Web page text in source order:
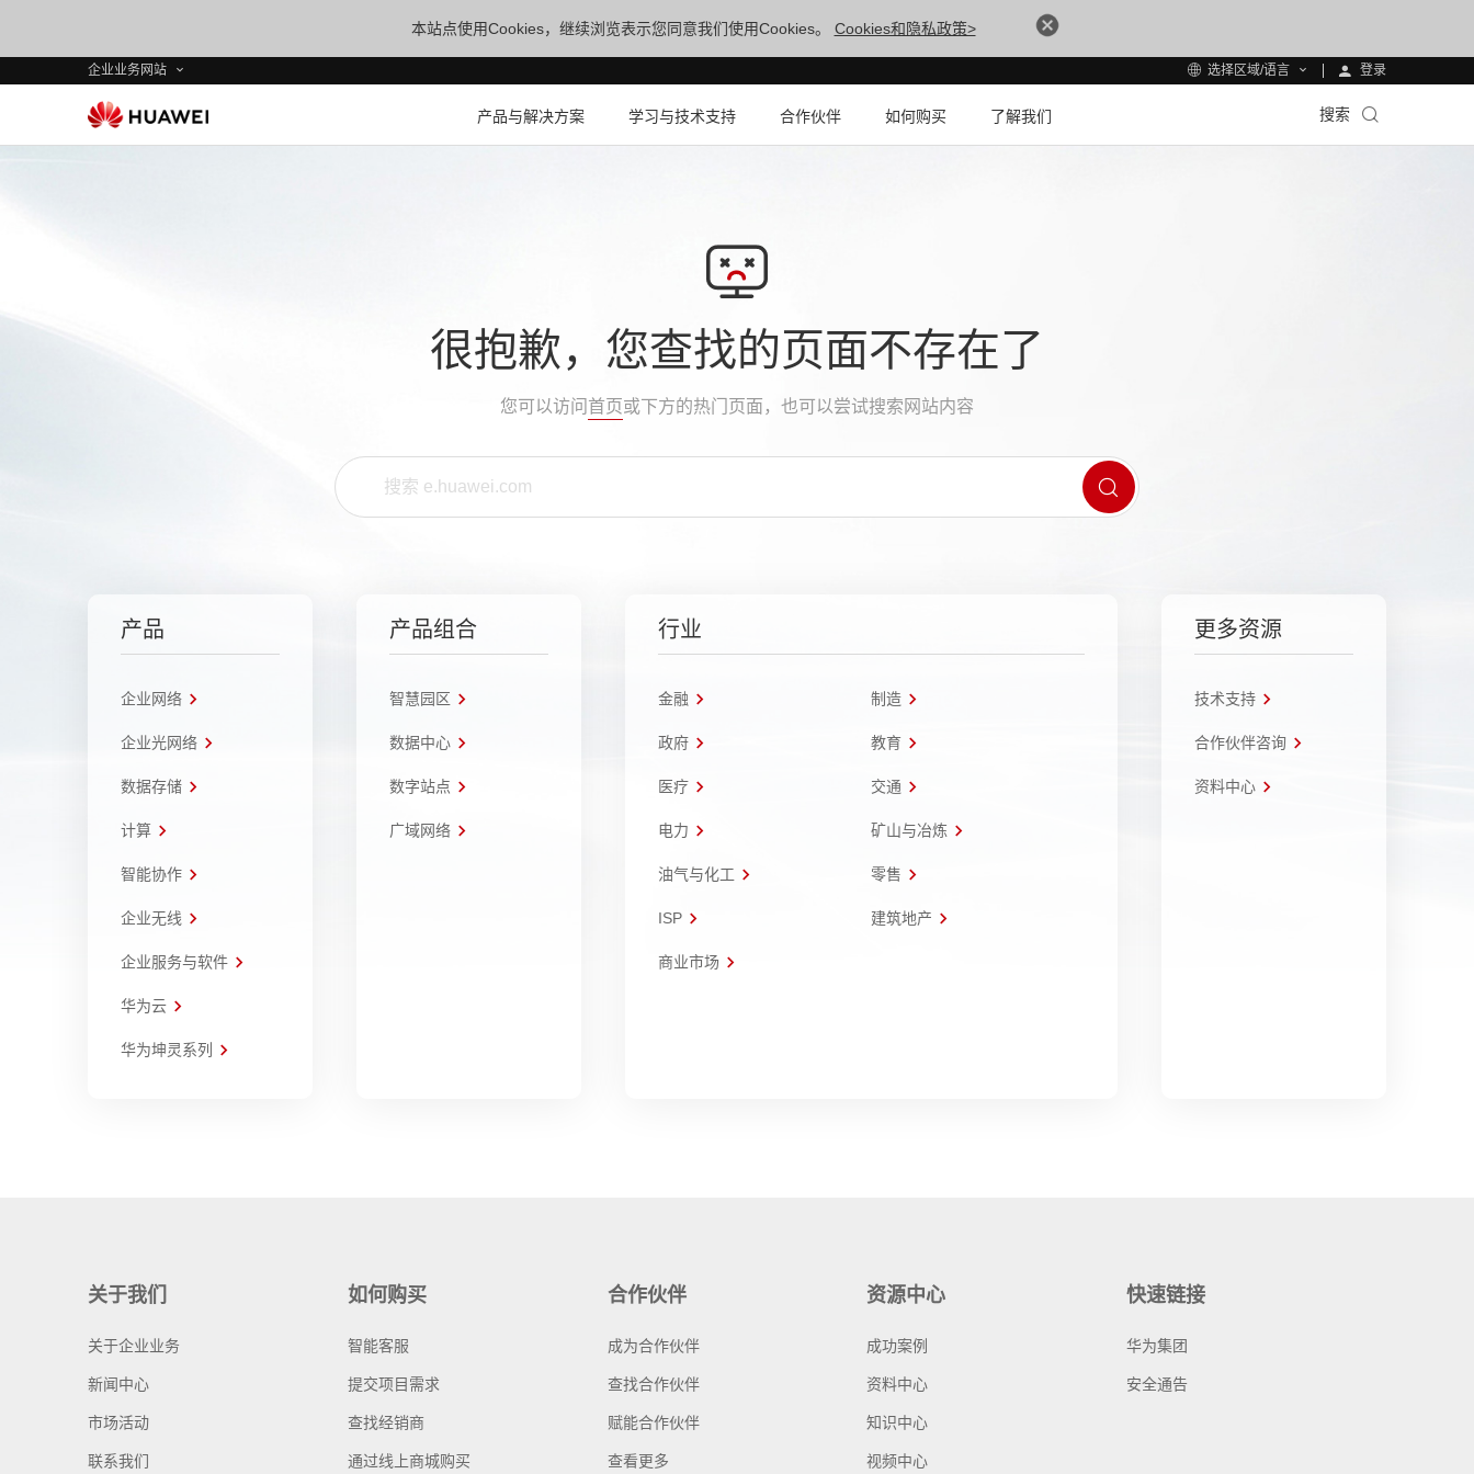
本站点使用Cookies，继续浏览表示您同意我们使用Cookies。 Cookies和隐私政策>
企业业务网站 选择区域/语言 登录
产品与解决方案 学习与技术支持 合作伙伴 如何购买 了解我们 搜索
很抱歉，您查找的页面不存在了
您可以访问 首页或下方的热门页面，也可以尝试搜索网站内容
产品
企业网络
企业光网络
数据存储
计算
智能协作
企业无线
企业服务与软件
华为云
华为坤灵系列
产品组合
智慧园区
数据中心
数字站点
广域网络
行业
金融 制造
政府 教育
医疗 交通
电力 矿山与冶炼
油气与化工 零售
ISP 建筑地产
商业市场
更多资源
技术支持
合作伙伴咨询
资料中心
关于我们
关于企业业务
新闻中心
市场活动
联系我们
如何购买
智能客服
提交项目需求
查找经销商
通过线上商城购买
合作伙伴
成为合作伙伴
查找合作伙伴
赋能合作伙伴
查看更多
资源中心
成功案例
资料中心
知识中心
视频中心
快速链接
华为集团
安全通告